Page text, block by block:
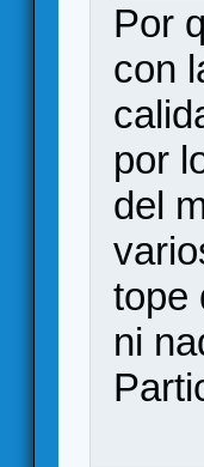
Por
con
por
del
tope
ni